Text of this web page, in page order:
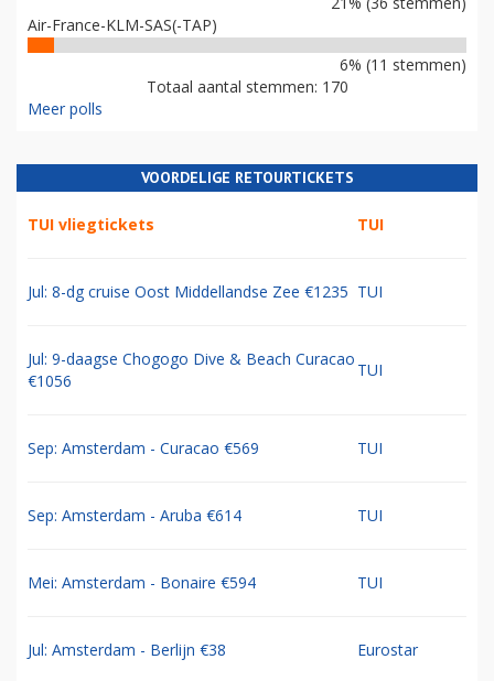
Air-France-KLM-SAS(-TAP)
6% (11 stemmen)
Totaal aantal stemmen: 170
Meer polls
VOORDELIGE RETOURTICKETS
TUI vliegtickets TUI
Jul: 8-dg cruise Oost Middellandse Zee €1235 TUI
Jul: 9-daagse Chogogo Dive & Beach Curacao
€1056
TUI
Sep: Amsterdam - Curacao €569 TUI
Sep: Amsterdam - Aruba €614 TUI
Mei: Amsterdam - Bonaire €594 TUI
Jul: Amsterdam - Berlijn €38 Eurostar